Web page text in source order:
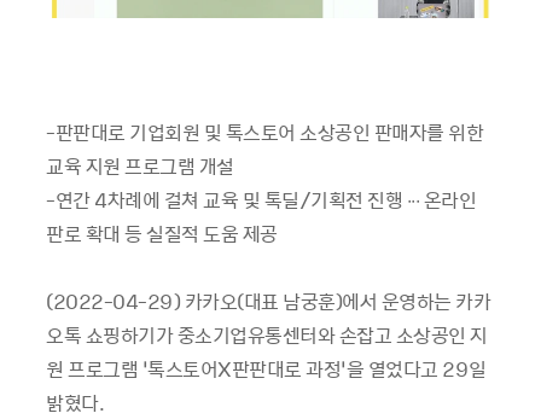
-판판대로 기업회원 및 톡스토어 소상공인 판매자를 위한
교육 지원 프로그램 개설
-연간 4차례에 걸쳐 교육 및 톡딜/기획전 진행 ∙∙∙ 온라인
판로 확대 등 실질적 도움 제공
(2022-04-29) 카카오(대표 남궁훈)에서 운영하는 카카
오톡 쇼핑하기가 중소기업유통센터와 손잡고 소상공인 지
원 프로그램 ’톡스토어X판판대로 과정’을 열었다고 29일
밝혔다.